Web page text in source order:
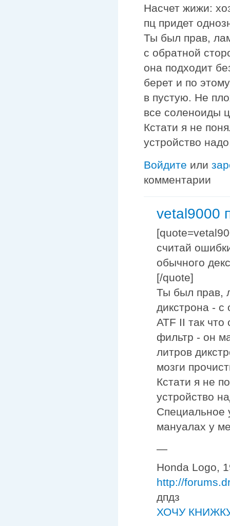
Насчет жижи:
пц придет
Ты был прав,
с обратной
она подходит
берет и по
в пустую. Не
все соленоиды
Кстати я не
устройство
Войдите или
комментарии
vetal9000
считай
обычного
[/quote]
Ты был прав,
дикстрона - с
ATF II так
фильтр - он
литров
мозги
Кстати я не
устройство
Специальное
мануалах у
—
Honda Logo,
http://
дпдз
ХОЧУ КНИЖКУ